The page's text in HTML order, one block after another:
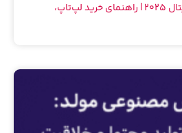
بهترین محصولات دیجیتال 2025 | راهنمای خرید لپ‌تاپ،